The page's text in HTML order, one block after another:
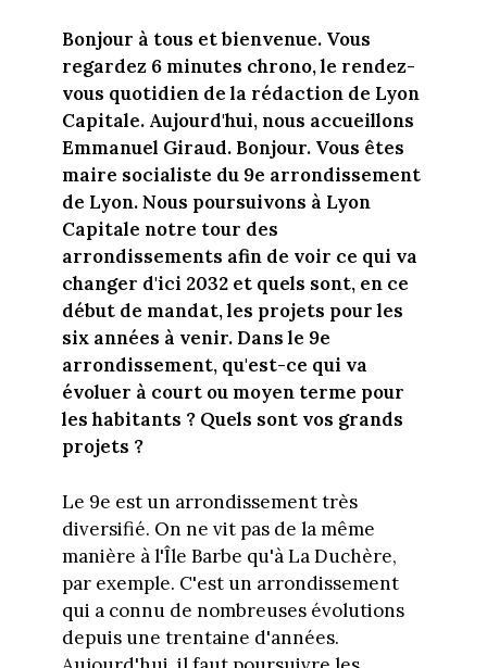
Bonjour à tous et bienvenue. Vous
regardez 6 minutes chrono, le rendez-
vous quotidien de la rédaction de Lyon
Capitale. Aujourd'hui, nous accueillons
Emmanuel Giraud. Bonjour. Vous êtes
maire socialiste du 9e arrondissement
de Lyon. Nous poursuivons à Lyon
Capitale notre tour des
arrondissements afin de voir ce qui va
changer d'ici 2032 et quels sont, en ce
début de mandat, les projets pour les
six années à venir. Dans le 9e
arrondissement, qu'est-ce qui va
évoluer à court ou moyen terme pour
les habitants ? Quels sont vos grands
projets ?
Le 9e est un arrondissement très
diversifié. On ne vit pas de la même
manière à l'Île Barbe qu'à La Duchère,
par exemple. C'est un arrondissement
qui a connu de nombreuses évolutions
depuis une trentaine d'années.